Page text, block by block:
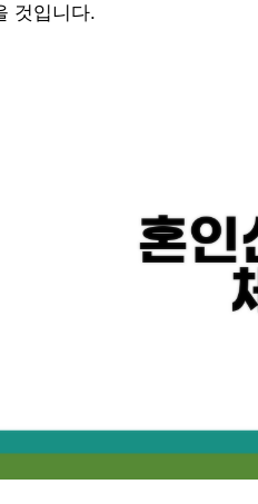
것입니다.